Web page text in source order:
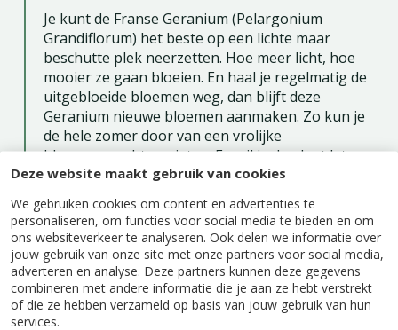
Deze website maakt gebruik van cookies
We gebruiken cookies om content en advertenties te
personaliseren, om functies voor social media te bieden en om
ons websiteverkeer te analyseren. Ook delen we informatie over
jouw gebruik van onze site met onze partners voor social media,
adverteren en analyse. Deze partners kunnen deze gegevens
combineren met andere informatie die je aan ze hebt verstrekt
of die ze hebben verzameld op basis van jouw gebruik van hun
services.
Je kunt de Franse Geranium (Pelargonium
Grandiflorum) het beste op een lichte maar
beschutte plek neerzetten. Hoe meer licht, hoe
mooier ze gaan bloeien. En haal je regelmatig de
uitgebloeide bloemen weg, dan blijft deze
Geranium nieuwe bloemen aanmaken. Zo kun je
de hele zomer door van een vrolijke
bloemenpracht genieten. En wil je de plant laten
overwinteren, snoei deze dan terug tot 10 cm en
zet de plant gedurende de winterperiode in een
koele kamer rond de 12°C.
Geef ongeveer twee keer per week water in de
pot, dus niet op de plant zelf. Daarnaast geef je
één keer per twee weken wat plantenvoeding
voor nog meer bloemen.